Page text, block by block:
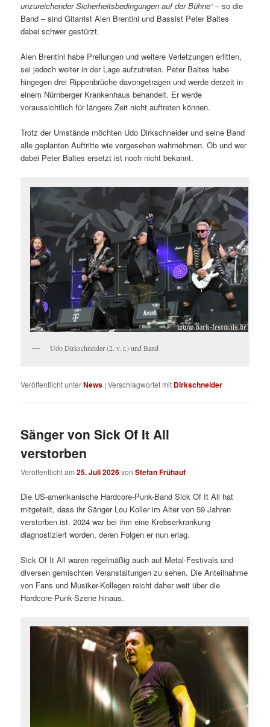
unzureichender Sicherheitsbedingungen auf der Bühne“– so die
Band – sind Gitarrist Alen Brentini und Bassist Peter Baltes
dabei schwer gestürzt.
Alen Brentini habe Prellungen und weitere Verletzungen erlitten,
sei jedoch weiter in der Lage aufzutreten. Peter Baltes habe
hingegen drei Rippenbrüche davongetragen und werde derzeit in
einem Nürnberger Krankenhaus behandelt. Er werde
voraussichtlich für längere Zeit nicht auftreten können.
Trotz der Umstände möchten Udo Dirkschneider und seine Band
alle geplanten Auftritte wie vorgesehen wahrnehmen. Ob und wer
dabei Peter Baltes ersetzt ist noch nicht bekannt.
Udo Dirkschneider (2. v. r.) und Band
Veröffentlicht unterNews |Verschlagwortet mit Dirkschneider
Sänger von Sick Of It All
verstorben
Veröffentlicht am25. Juli 2026vonStefan Frühauf
Die US-amerikanische Hardcore-Punk-Band Sick Of It All hat
mitgeteilt, dass ihr Sänger Lou Koller im Alter von 59 Jahren
verstorben ist. 2024 war bei ihm eine Krebserkrankung
diagnostiziert worden, deren Folgen er nun erlag.
Sick Of It All waren regelmäßig auch auf Metal-Festivals und
diversen gemischten Veranstaltungen zu sehen. Die Anteilnahme
von Fans und Musiker-Kollegen reicht daher weit über die
Hardcore-Punk-Szene hinaus.